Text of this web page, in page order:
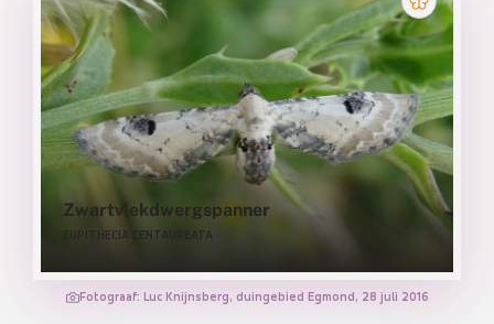
Zwartvlekdwergspanner
EUPITHECIA CENTAUREATA
Fotograaf: Luc Knijnsberg, duingebied Egmond, 28 juli 2016